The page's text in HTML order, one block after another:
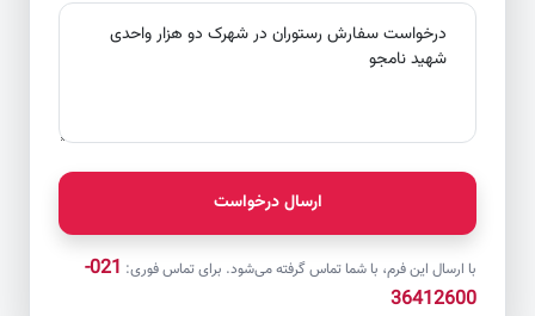
ارسال درخواست
با ارسال این فرم، با شما تماس گرفته می‌شود. برای تماس فوری:
021-
36412600